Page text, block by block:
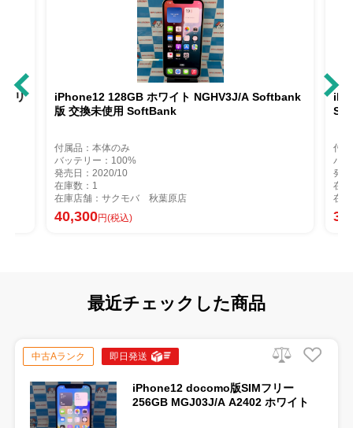
iPhone12 128GB ホワイト NGHV3J/A Softbank
版 交換未使用 SoftBank
付属品：本体のみ
バッテリー：100%
発売日：2020/10
在庫数：1
在庫店舗：サクモバ 秋葉原店
40,300円(税込)
SIMフ
付属品
バッテ
発売日
在庫数
在庫店
最近チェックした商品
中古Aランク 即日発送
iPhone12 docomo版SIMフリー
256GB MGJ03J/A A2402 ホワイト